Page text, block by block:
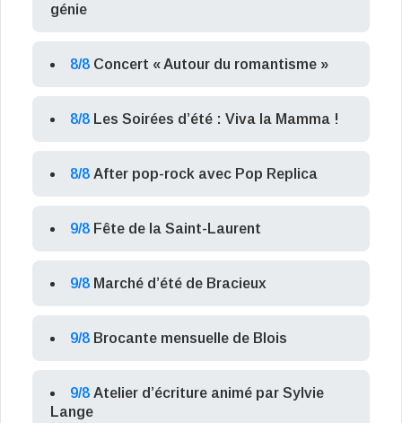
génie
8/8 Concert « Autour du romantisme »
8/8 Les Soirées d’été : Viva la Mamma !
8/8 After pop-rock avec Pop Replica
9/8 Fête de la Saint-Laurent
9/8 Marché d’été de Bracieux
9/8 Brocante mensuelle de Blois
9/8 Atelier d’écriture animé par Sylvie
Lange